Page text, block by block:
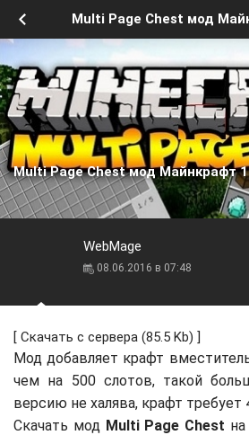
Multi Page Chest мод
Multi Page Chest мод Майнкрафт
WebMage
08.06.2016 в 07:48
[ Скачать с сервера (85.5 Kb) ]
Мод добавляет крафт
чем на 500 слотов, такой
версию не халява, крафт требует
Скачать мод Multi Page Chest на